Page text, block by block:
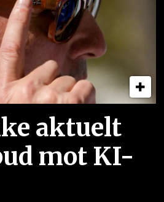
aktuelt
mot KI-